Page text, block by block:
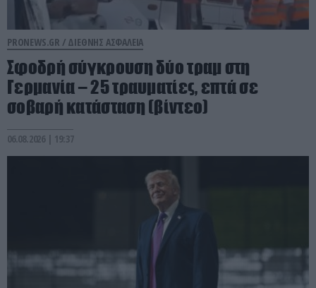
PRONEWS.GR / ΔΙΕΘΝΗΣ ΑΣΦΑΛΕΙΑ
Σφοδρή σύγκρουση δύο τραμ στη
Γερμανία – 25 τραυματίες, επτά σε
σοβαρή κατάσταση (βίντεο)
06.08.2026 | 19:37